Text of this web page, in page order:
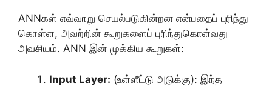
ANNகள் எவ்வாறு செயல்படுகின்றன என்பதைப் புரிந்து
கொள்ள, அவற்றின் கூறுகளைப் புரிந்துகொள்வது
அவசியம். ANN இன் முக்கிய கூறுகள்:
Input Layer: (உள்ளீட்டு அடுக்கு): இந்த